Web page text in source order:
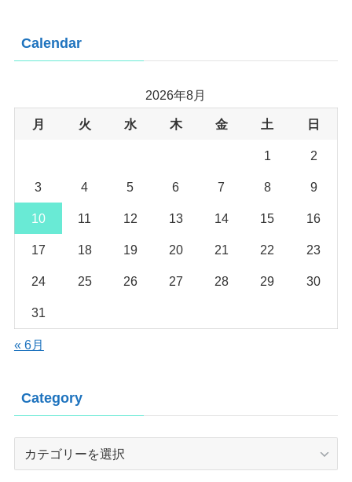
Calendar
2026年8月
月 火 水 木 金 土 日
1 2
3 4 5 6 7 8 9
10 11 12 13 14 15 16
17 18 19 20 21 22 23
24 25 26 27 28 29 30
31
« 6月
Category
Category